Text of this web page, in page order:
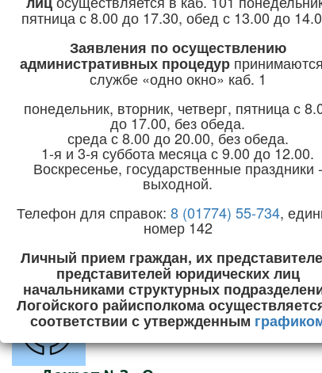
пятница с 8.00 до 17.30, обед с 13.00 до
Заявления по осуществлению
административных процедур принимаются
службе «одно окно» каб. 1
понедельник, вторник, четверг, пятница с
до 17.00, без обеда.
среда с 8.00 до 20.00, без обеда.
1-я и 3-я суббота месяца с 9.00 до 12.00.
Воскресенье, государственные праздники -
выходной.
Телефон для справок: 8 (01774) 55-734,
номер 142
Личный прием граждан, их
представителей юридических лиц
начальниками структурных
Логойского райисполкома
соответствии с утвержденным
Горячая линия:
+375 (1774) 5-24-04
e-mail:priemnaya@logoysk.gov.by
Главная
Руководство
Социальная сфера
Строительство и ЖКХ